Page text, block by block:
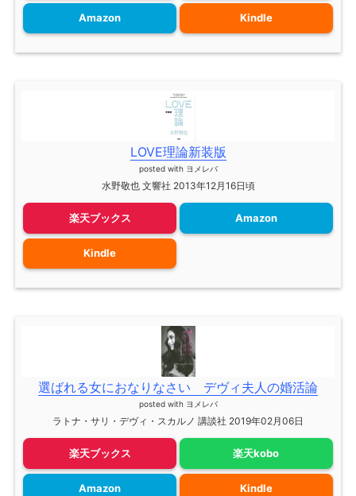
Amazon Kindle
LOVE理論新装版
posted with ヨメレバ
水野敬也 文響社 2013年12月16日頃
楽天ブックス Amazon
Kindle
選ばれる女におなりなさい デヴィ夫人の婚活論
posted with ヨメレバ
ラトナ・サリ・デヴィ・スカルノ 講談社 2019年02月06日
楽天ブックス 楽天kobo
Amazon Kindle